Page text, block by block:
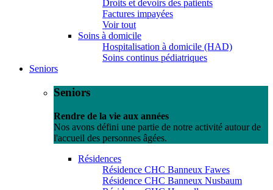
Droits et devoirs des patients
Factures impayées
Voir tout
Soins à domicile
Hospitalisation à domicile (HAD)
Soins continus pédiatriques
Seniors
Seniors
Rendre de la vie aux années
Nos avons défini une partie de notre activité autour de
l'accueil des personnes âgées.
Résidences
Résidence CHC Banneux Fawes
Résidence CHC Banneux Nusbaum